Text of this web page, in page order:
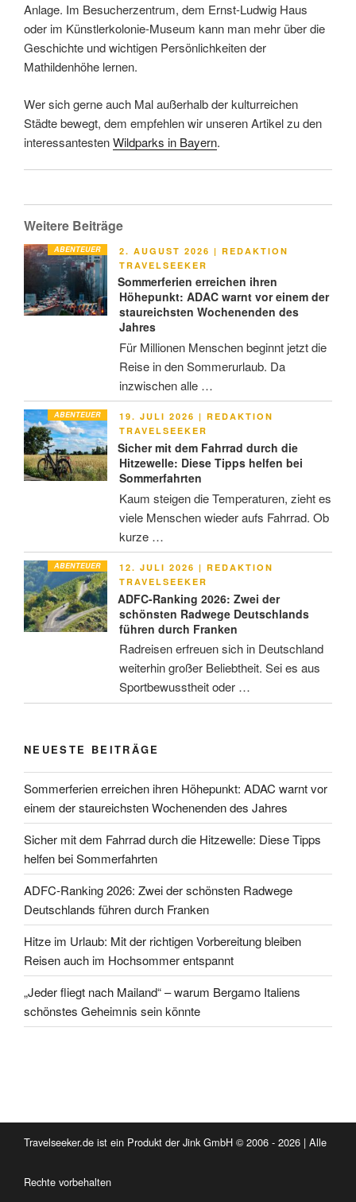
Anlage. Im Besucherzentrum, dem Ernst-Ludwig Haus
oder im Künstlerkolonie-Museum kann man mehr über die
Geschichte und wichtigen Persönlichkeiten der
Mathildenhöhe lernen.
Wer sich gerne auch Mal außerhalb der kulturreichen
Städte bewegt, dem empfehlen wir unseren Artikel zu den
interessantestenWildparks in Bayern.
Weitere Beiträge
ABENTEUER
VERÖFFENTLICHT
AM
2. AUGUST 2026 | REDAKTION
TRAVELSEEKER
Sommerferien erreichen ihren
Höhepunkt: ADAC warnt vor einem der
staureichsten Wochenenden des
Jahres
Für Millionen Menschen beginnt jetzt die
Reise in den Sommerurlaub. Da
inzwischen alle …
ABENTEUER
VERÖFFENTLICHT
AM
19. JULI 2026 | REDAKTION
TRAVELSEEKER
Sicher mit dem Fahrrad durch die
Hitzewelle: Diese Tipps helfen bei
Sommerfahrten
Kaum steigen die Temperaturen, zieht es
viele Menschen wieder aufs Fahrrad. Ob
kurze …
ABENTEUER
VERÖFFENTLICHT
AM
12. JULI 2026 | REDAKTION
TRAVELSEEKER
ADFC-Ranking 2026: Zwei der
schönsten Radwege Deutschlands
führen durch Franken
Radreisen erfreuen sich in Deutschland
weiterhin großer Beliebtheit. Sei es aus
Sportbewusstheit oder …
NEUESTE BEITRÄGE
Sommerferien erreichen ihren Höhepunkt: ADAC warnt vor
einem der staureichsten Wochenenden des Jahres
Sicher mit dem Fahrrad durch die Hitzewelle: Diese Tipps
helfen bei Sommerfahrten
ADFC-Ranking 2026: Zwei der schönsten Radwege
Deutschlands führen durch Franken
Hitze im Urlaub: Mit der richtigen Vorbereitung bleiben
Reisen auch im Hochsommer entspannt
„Jeder fliegt nach Mailand“ – warum Bergamo Italiens
schönstes Geheimnis sein könnte
Travelseeker.de ist ein Produkt der Jink GmbH © 2006 - 2026 | Alle
Rechte vorbehalten